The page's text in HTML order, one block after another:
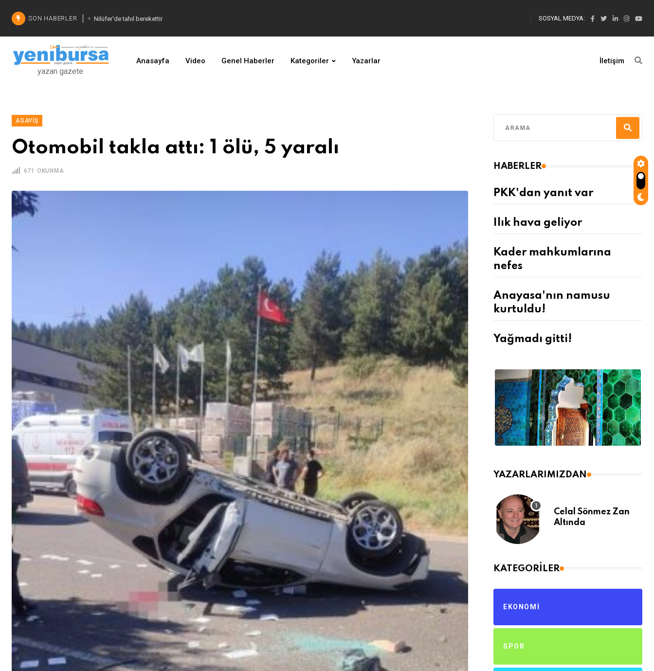
SON HABERLER Nilüfer'de tahıl berekettir
Şadi Özdemir'den çözüm
İşinizi geliştirin
SOSYAL MEDYA:
yazan gazete
Anasayfa Video Genel Haberler Kategoriler Yazarlar İletişim
ASAYIŞ
Otomobil takla attı: 1 ölü, 5 yaralı
671 OKUNMA HABERLER
PKK'dan yanıt var
Ilık hava geliyor
Kader mahkumlarına
nefes
Anayasa'nın namusu
kurtuldu!
Yağmadı gitti!
YAZARLARIMIZDAN
Celal Sönmez Zan
Altında
KATEGORILER
EKONOMI
SPOR